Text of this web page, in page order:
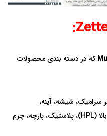
که در دسته بندی محصولات
سرامیک، شیشه، آینه،
صفحه‌های نمایش، لمینیت تحت فشار بالا (HPL)، پلاستیک، پارچه، چرم